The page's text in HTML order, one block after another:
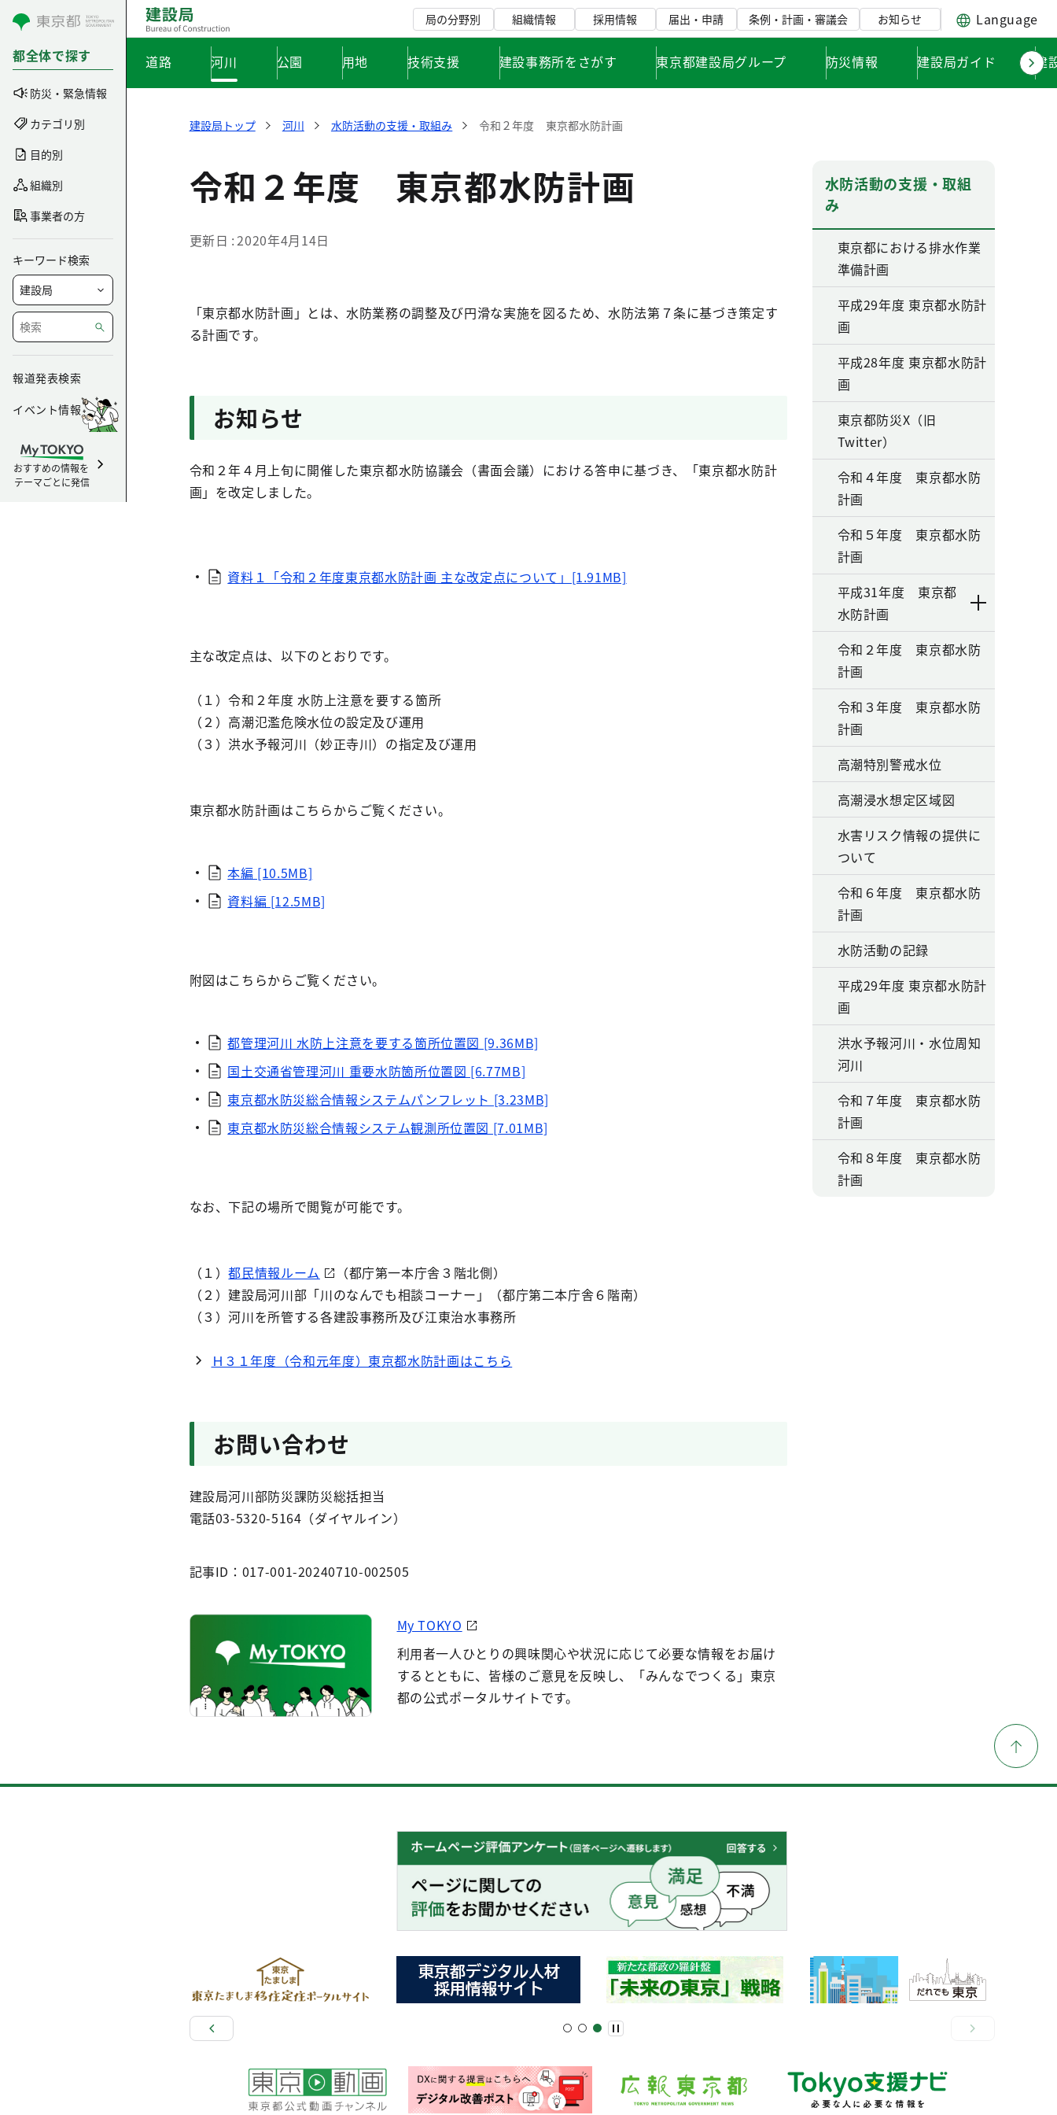
コンテンツにスキップ
都全体で探す
防災・緊急情報
カテゴリ別
目的別
組織別
事業者の方
キーワード検索
報道発表検索
イベント情報
おすすめの情報を
テーマごとに発信
局の分野別 組織情報 採用情報 届出・申請 条例・計画・審議会 お知らせ Language
道路 河川 公園 用地 技術支援 建設事務所をさがす 東京都建設局グループ 防災情報 建設局ガイド 建
建設局トップ 河川 水防活動の支援・取組み 令和２年度 東京都水防計画
令和２年度 東京都水防計画
更新日 2020年4月14日
「東京都水防計画」とは、水防業務の調整及び円滑な実施を図るため、水防法第７条に基づき策定す
る計画です。
お知らせ
令和２年４月上旬に開催した東京都水防協議会（書面会議）における答申に基づき、「東京都水防計
画」を改定しました。
資料１「令和２年度東京都水防計画 主な改定点について」[1.91MB]
主な改定点は、以下のとおりです。
（１）令和２年度 水防上注意を要する箇所
（２）高潮氾濫危険水位の設定及び運用
（３）洪水予報河川（妙正寺川）の指定及び運用
東京都水防計画はこちらからご覧ください。
本編 [10.5MB]
資料編 [12.5MB]
附図はこちらからご覧ください。
都管理河川 水防上注意を要する箇所位置図 [9.36MB]
国土交通省管理河川 重要水防箇所位置図 [6.77MB]
東京都水防災総合情報システムパンフレット [3.23MB]
東京都水防災総合情報システム観測所位置図 [7.01MB]
なお、下記の場所で閲覧が可能です。
（１）都民情報ルーム
（都庁第一本庁舎３階北側）
（２）建設局河川部「川のなんでも相談コーナー」（都庁第二本庁舎６階南）
（３）河川を所管する各建設事務所及び江東治水事務所
Ｈ３１年度（令和元年度）東京都水防計画はこちら
お問い合わせ
建設局河川部防災課防災総括担当
電話03-5320-5164（ダイヤルイン）
記事ID：017-001-20240710-002505
My TOKYO
利用者一人ひとりの興味関心や状況に応じて必要な情報をお届け
するとともに、皆様のご意見を反映し、「みんなでつくる」東京
都の公式ポータルサイトです。
水防活動の支援・取組
み
東京都における排水作業
準備計画
平成29年度 東京都水防計
画
平成28年度 東京都水防計
画
東京都防災X（旧
Twitter）
令和４年度 東京都水防
計画
令和５年度 東京都水防
計画
平成31年度 東京都
水防計画
令和２年度 東京都水防
計画
令和３年度 東京都水防
計画
高潮特別警戒水位
高潮浸水想定区域図
水害リスク情報の提供に
ついて
令和６年度 東京都水防
計画
水防活動の記録
平成29年度 東京都水防計
画
洪水予報河川・水位周知
河川
令和７年度 東京都水防
計画
令和８年度 東京都水防
計画